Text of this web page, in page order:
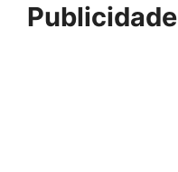
Publicidade